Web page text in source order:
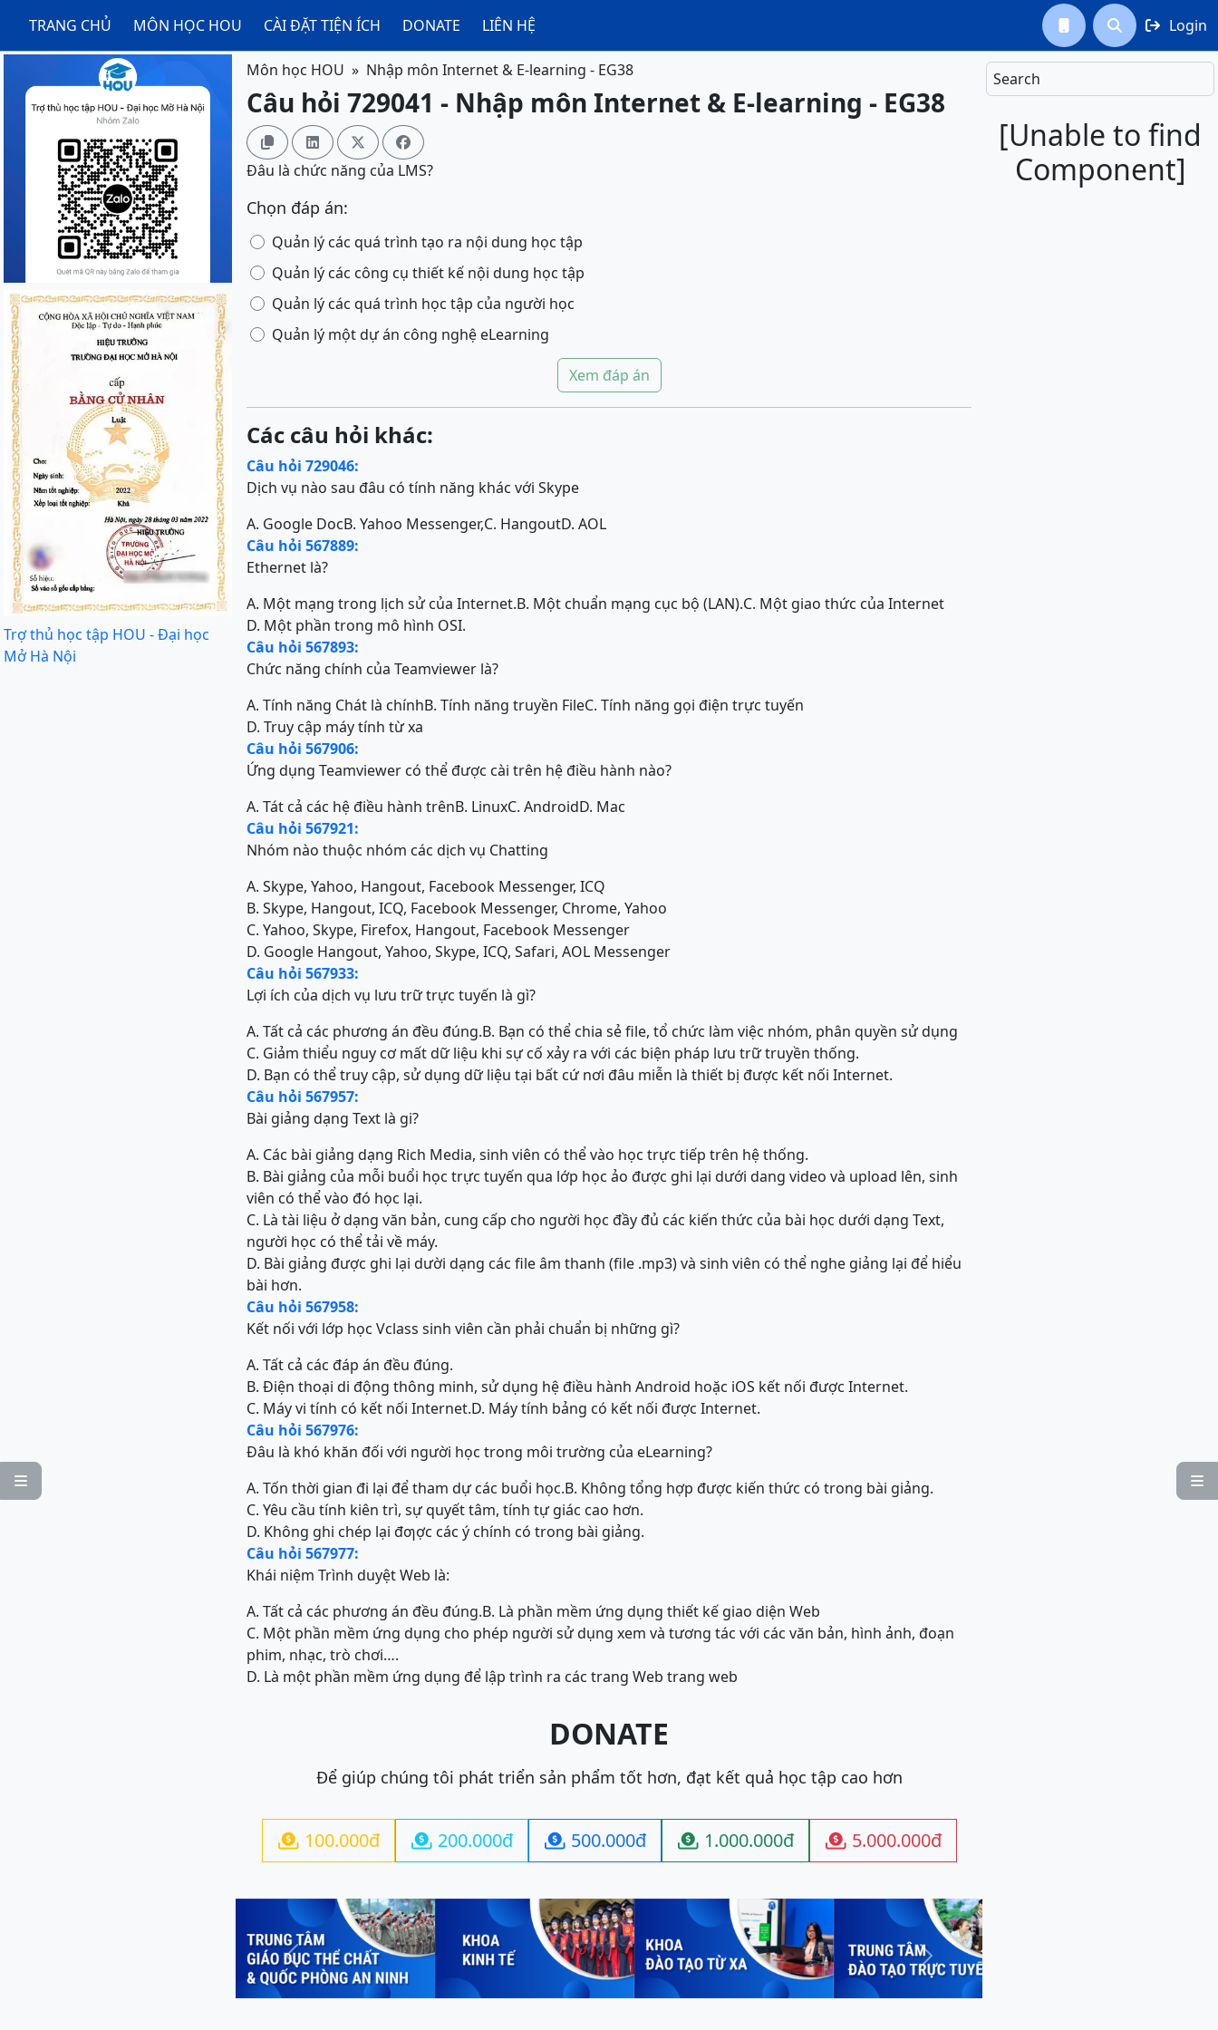
TRANG CHỦ MÔN HỌC HOU CÀI ĐẶT TIỆN ÍCH DONATE LIÊN HỆ   Login

Search
[Unable to find
Component]

Trợ thủ học tập HOU - Đại học
Mở Hà Nội
Môn học HOU Nhập môn Internet & E-learning - EG38
Câu hỏi 729041 - Nhập môn Internet & E-learning - EG38
   
Đâu là chức năng của LMS?
Chọn đáp án:
Quản lý các quá trình tạo ra nội dung học tập
Quản lý các công cụ thiết kế nội dung học tập
Quản lý các quá trình học tập của người học
Quản lý một dự án công nghệ eLearning
Xem đáp án
Các câu hỏi khác:
Câu hỏi 729046:
Dịch vụ nào sau đâu có tính năng khác với Skype
A. Google DocB. Yahoo Messenger,C. HangoutD. AOL
Câu hỏi 567889:
Ethernet là?
A. Một mạng trong lịch sử của Internet.B. Một chuẩn mạng cục bộ (LAN).C. Một giao thức của Internet
D. Một phần trong mô hình OSI.
Câu hỏi 567893:
Chức năng chính của Teamviewer là?
A. Tính năng Chát là chínhB. Tính năng truyền FileC. Tính năng gọi điện trực tuyến
D. Truy cập máy tính từ xa
Câu hỏi 567906:
Ứng dụng Teamviewer có thể được cài trên hệ điều hành nào?
A. Tát cả các hệ điều hành trênB. LinuxC. AndroidD. Mac
Câu hỏi 567921:
Nhóm nào thuộc nhóm các dịch vụ Chatting
A. Skype, Yahoo, Hangout, Facebook Messenger, ICQ
B. Skype, Hangout, ICQ, Facebook Messenger, Chrome, Yahoo
C. Yahoo, Skype, Firefox, Hangout, Facebook Messenger
D. Google Hangout, Yahoo, Skype, ICQ, Safari, AOL Messenger
Câu hỏi 567933:
Lợi ích của dịch vụ lưu trữ trực tuyến là gì?
A. Tất cả các phương án đều đúng.B. Bạn có thể chia sẻ file, tổ chức làm việc nhóm, phân quyền sử dụng
C. Giảm thiểu nguy cơ mất dữ liệu khi sự cố xảy ra với các biện pháp lưu trữ truyền thống.
D. Bạn có thể truy cập, sử dụng dữ liệu tại bất cứ nơi đâu miễn là thiết bị được kết nối Internet.
Câu hỏi 567957:
Bài giảng dạng Text là gi?
A. Các bài giảng dạng Rich Media, sinh viên có thể vào học trực tiếp trên hệ thống.
B. Bài giảng của mỗi buổi học trực tuyến qua lớp học ảo được ghi lại dưới dang video và upload lên, sinh
viên có thể vào đó học lại.
C. Là tài liệu ở dạng văn bản, cung cấp cho người học đầy đủ các kiến thức của bài học dưới dạng Text,
người học có thể tải về máy.
D. Bài giảng được ghi lại dười dạng các file âm thanh (file .mp3) và sinh viên có thể nghe giảng lại để hiểu
bài hơn.
Câu hỏi 567958:
Kết nối với lớp học Vclass sinh viên cần phải chuẩn bị những gì?
A. Tất cả các đáp án đều đúng.
B. Điện thoại di động thông minh, sử dụng hệ điều hành Android hoặc iOS kết nối được Internet.
C. Máy vi tính có kết nối Internet.D. Máy tính bảng có kết nối được Internet.
Câu hỏi 567976:
Đâu là khó khăn đối với người học trong môi trường của eLearning?
A. Tốn thời gian đi lại để tham dự các buổi học.B. Không tổng hợp được kiến thức có trong bài giảng.
C. Yêu cầu tính kiên trì, sự quyết tâm, tính tự giác cao hơn.
D. Không ghi chép lại đƣợc các ý chính có trong bài giảng.
Câu hỏi 567977:
Khái niệm Trình duyệt Web là:
A. Tất cả các phương án đều đúng.B. Là phần mềm ứng dụng thiết kế giao diện Web
C. Một phần mềm ứng dụng cho phép người sử dụng xem và tương tác với các văn bản, hình ảnh, đoạn
phim, nhạc, trò chơi….
D. Là một phần mềm ứng dụng để lập trình ra các trang Web trang web
DONATE
Để giúp chúng tôi phát triển sản phẩm tốt hơn, đạt kết quả học tập cao hơn
 100.000đ  200.000đ  500.000đ  1.000.000đ  5.000.000đ
Previous Next